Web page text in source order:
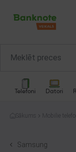
Telefoni Datori
Sākums Mobilie
Samsung